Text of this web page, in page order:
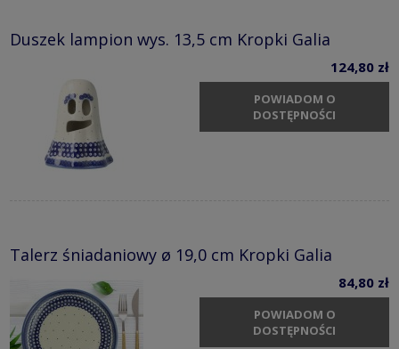
Duszek lampion wys. 13,5 cm Kropki Galia
124,80 zł
POWIADOM O
DOSTĘPNOŚCI
Talerz śniadaniowy ø 19,0 cm Kropki Galia
84,80 zł
POWIADOM O
DOSTĘPNOŚCI